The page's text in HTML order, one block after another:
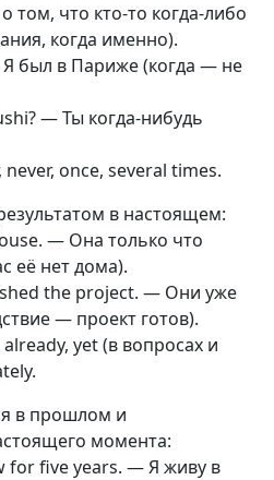
том, что кто-то когда-либо
когда именно).
был в Париже (когда — не
— Ты когда-нибудь
once, several times.
в настоящем:
— Она только что
её нет дома).
the project. — Они уже
— проект готов).
yet (в вопросах и
в прошлом и
момента:
for five years. — Я живу в